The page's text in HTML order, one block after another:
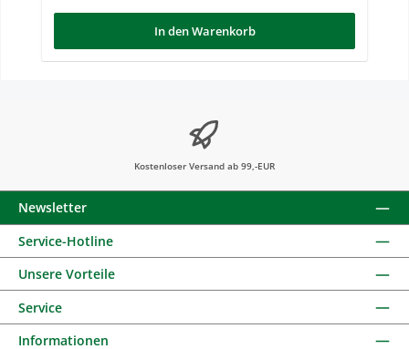
In den Warenkorb
Kostenloser Versand ab 99,-EUR
Newsletter
Service-Hotline
Unsere Vorteile
Service
Informationen